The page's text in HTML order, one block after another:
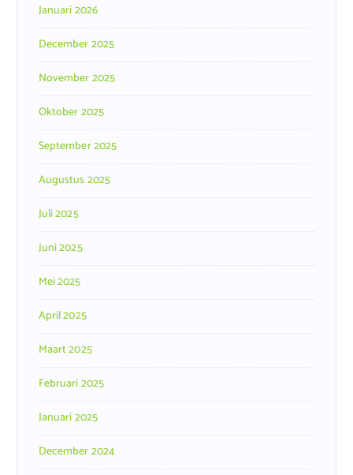
Januari 2026
December 2025
November 2025
Oktober 2025
September 2025
Augustus 2025
Juli 2025
Juni 2025
Mei 2025
April 2025
Maart 2025
Februari 2025
Januari 2025
December 2024